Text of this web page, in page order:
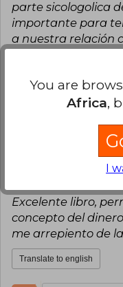
parte sicologolica
importante para
a nuestra relación
Translate to english
Jhony Cepeda
Excelente libro,
concepto del
me arrepiento de
Translate to english
You are
Africa,
I